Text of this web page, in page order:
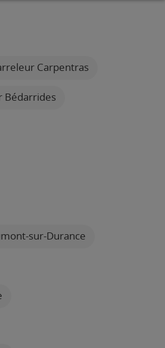
Carpentras
Bédarrides
sur-Durance